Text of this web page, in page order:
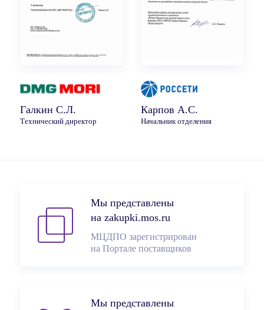
Галкин С.Л.
Технический директор
Карпов А.С.
Начальник отделения
Мы представлены
на zakupki.mos.ru
МЦДПО зарегистрирован
на Портале поставщиков
Мы представлены